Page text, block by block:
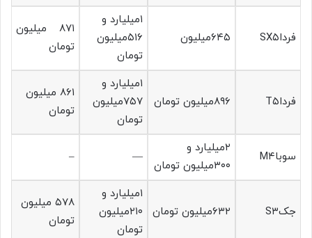
فرداSX۵ ۶۴۵میلیون
۱میلیارد و
۵۱۶میلیون
تومان
۸۷۱ میلیون
تومان
فرداT۵ ۸۹۶میلیون تومان
۱میلیارد و
۷۵۷میلیون
تومان
۸۶۱ میلیون
تومان
سوباM۴
۲میلیارد و
۳۰۰میلیون تومان
—
–
جکS۳ ۶۳۲میلیون تومان
۱میلیارد و
۲۱۰میلیون
تومان
۵۷۸ میلیون
تومان